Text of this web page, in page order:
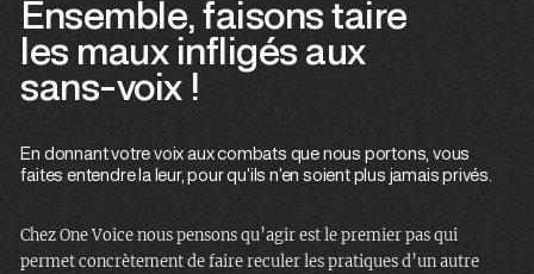
Ensemble, faisons taire
les maux infligés aux
sans-voix !
En donnant votre voix aux combats que nous portons, vous
faites entendre la leur, pour qu’ils n’en soient plus jamais privés.
Chez One Voice nous pensons qu’agir est le premier pas qui
permet concrètement de faire reculer les pratiques d’un autre